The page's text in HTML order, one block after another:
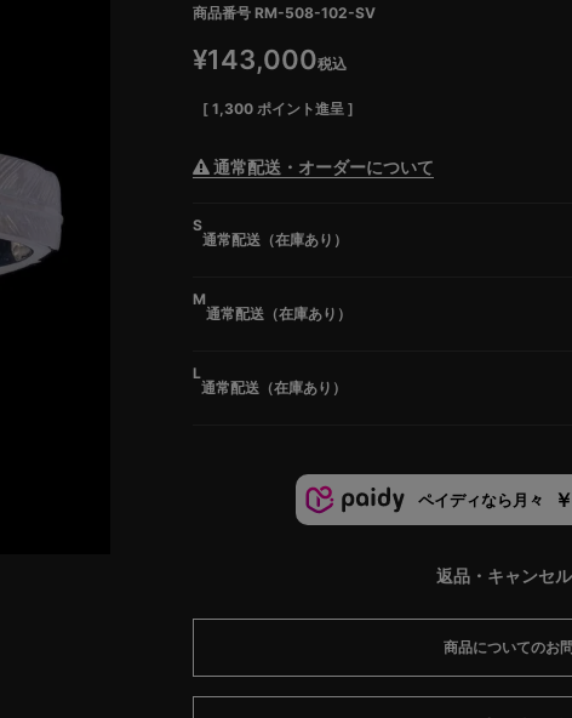
商品番号 RM-508-102-SV
¥143,000税込
[ 1,300 ポイント進呈 ]
通常配送・オーダーについて
S
通常配送（在庫あり）
M
通常配送（在庫あり）
L
通常配送（在庫あり）
ペイディなら月々
返品・キャンセ
商品についてのお